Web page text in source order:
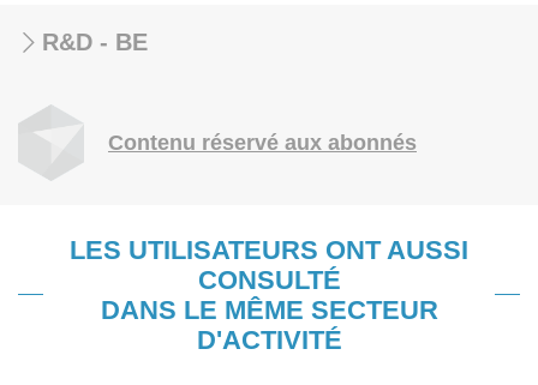
R&D - BE
Contenu réservé aux abonnés
LES UTILISATEURS ONT AUSSI
CONSULTÉ
DANS LE MÊME SECTEUR
D'ACTIVITÉ